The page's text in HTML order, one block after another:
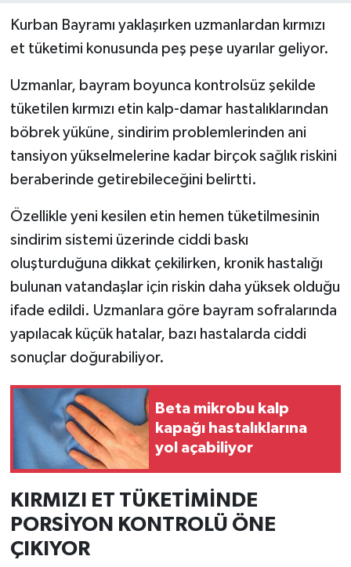
Kurban Bayramı yaklaşırken uzmanlardan kırmızı
et tüketimi konusunda peş peşe uyarılar geliyor.
Uzmanlar, bayram boyunca kontrolsüz şekilde
tüketilen kırmızı etin kalp-damar hastalıklarından
böbrek yüküne, sindirim problemlerinden ani
tansiyon yükselmelerine kadar birçok sağlık riskini
beraberinde getirebileceğini belirtti.
Özellikle yeni kesilen etin hemen tüketilmesinin
sindirim sistemi üzerinde ciddi baskı
oluşturduğuna dikkat çekilirken, kronik hastalığı
bulunan vatandaşlar için riskin daha yüksek olduğu
ifade edildi. Uzmanlara göre bayram sofralarında
yapılacak küçük hatalar, bazı hastalarda ciddi
sonuçlar doğurabiliyor.
Beta mikrobu kalp
kapağı hastalıklarına
yol açabiliyor
KIRMIZI ET TÜKETİMİNDE
PORSİYON KONTROLÜ ÖNE
ÇIKIYOR
Gündem
İlçeler
Köşe Yazıları
Kültür Sanat
Kütahya
Magazin
Otomobil
Politika
Resmi İlan
Rüya Tabirleri
Sağlık
Şaphane